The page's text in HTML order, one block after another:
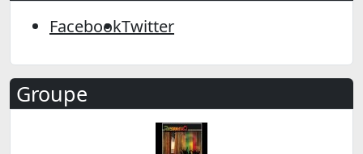
FacebookTwitter
Groupe